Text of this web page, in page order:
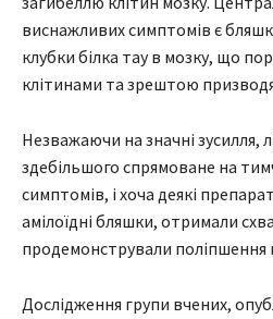
виснажливих симптомів є
клубки білка тау в мозку, що
клітинами та зрештою
Незважаючи на значні зусилля,
здебільшого спрямоване на
симптомів, і хоча деякі
амілоїдні бляшки, отримали
продемонстрували поліпшення
Дослідження групи вчених,